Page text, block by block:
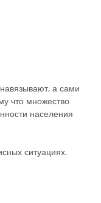
а сами
что множество
населения
ситуациях.